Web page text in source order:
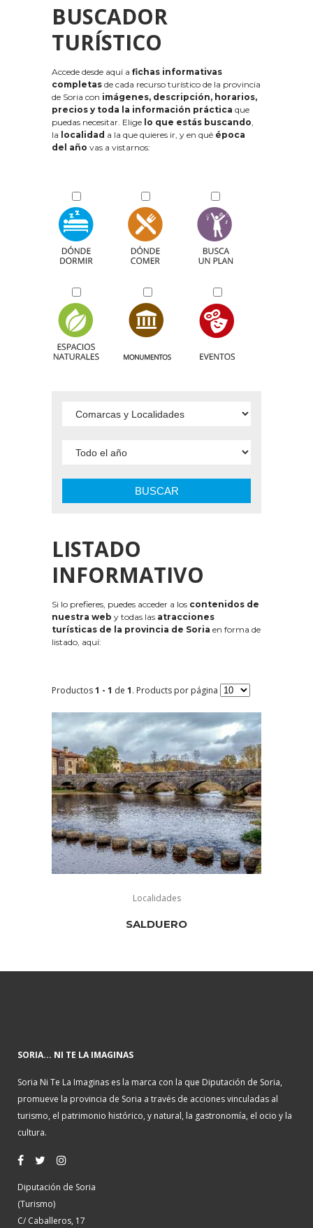
BUSCADOR
TURÍSTICO
Accede desde aquí a fichas informativas
completas de cada recurso turístico de la provincia
de Soria con imágenes, descripción, horarios,
precios y toda la información práctica que
puedas necesitar. Elige lo que estás buscando,
la localidad a la que quieres ir, y en qué época
del año vas a vistarnos:
BUSCAR
LISTADO
INFORMATIVO
Si lo prefieres, puedes acceder a los contenidos de
nuestra web y todas las atracciones
turísticas de la provincia de Soria en forma de
listado, aquí:
Productos1 - 1 de 1. Products por página
Localidades
SALDUERO
SORIA... NI TE LA IMAGINAS
Soria Ni Te La Imaginas es la marca con la que Diputación de Soria,
promueve la provincia de Soria a través de acciones vinculadas al
turismo, el patrimonio histórico, y natural, la gastronomía, el ocio y la
cultura.
Diputación de Soria
(Turismo)
C/ Caballeros, 17